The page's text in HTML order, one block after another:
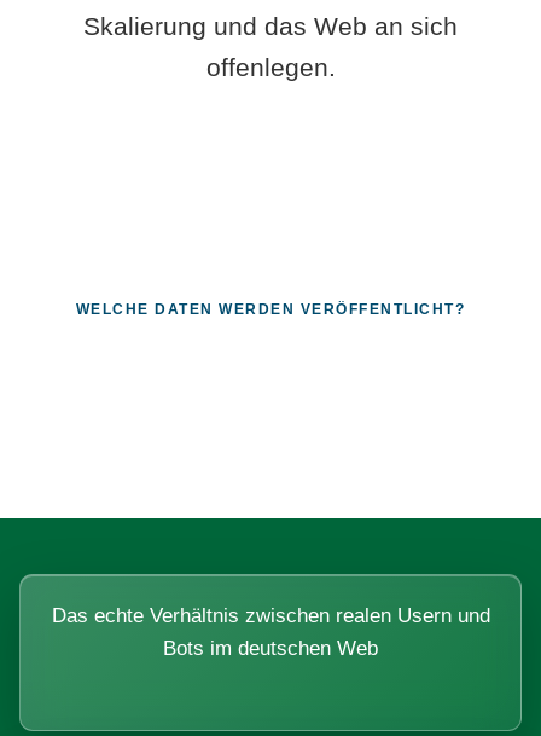
Skalierung und das Web an sich
offenlegen.
WELCHE DATEN WERDEN VERÖFFENTLICHT?
Das echte Verhältnis zwischen realen Usern und
Bots im deutschen Web